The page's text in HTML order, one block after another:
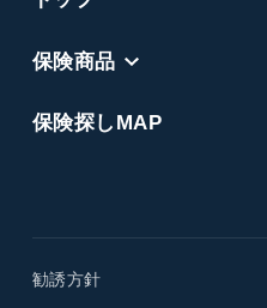
保険商品
保険探しMAP
勧誘方針